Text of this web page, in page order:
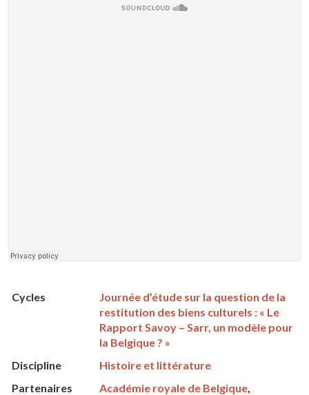
Cycles
Journée d’étude sur la question de la
restitution des biens culturels : « Le
Rapport Savoy – Sarr, un modèle pour
la Belgique ? »
Discipline
Histoire et littérature
Partenaires
Académie royale de Belgique,